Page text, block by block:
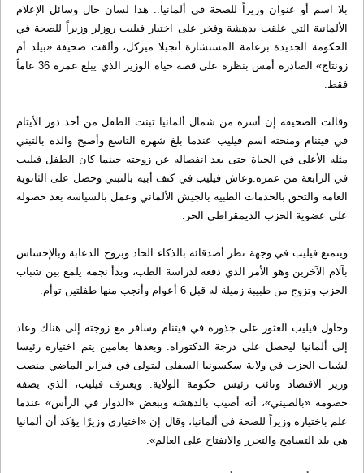
بلا اسم أو عنوان وزيراً للصحة في ألمانيا.. هذا لسان حال وسائل الإعلام
الألمانية التي علقت بدهشة وفخر على اختيار فيليب روزلر وزيراً للصحة في
الحكومة الجديدة بزعامة المستشارة أنجيلا ميركل، وألقت صحيفة «بيلد أم
زونتاج» الصادرة أمس بنظرة على قصة حياة الوزير الذي يبلغ عمره 36 عاماً
فقط.
وقالت الصحيفة إن أسرة من شمال ألمانيا تبنت الطفل من أحد دور الأيتام
في فيتنام ومنحته اسم فيليب عندما بلغ شهره التاسع وأصبح والده بالتبني
مثله الأعلى في الحياة حتى بعد انفصاله عن زوجته حينما كان الطفل فيليب
في الرابعة من عمره.وعاش فيليب في كنف أبيه بالتبني وحصل على الثانوية
العامة والتحق بالخدمات الطبية بالجيش الألماني وعمل بالسياسة بعد حصوله
على عضوية الحزب الديمقراطي الحر.
ويتمتع فيليب في وجهة نظر أصدقائه بالذكاء الحاد وبروح الدعابة وبالإحساس
بآلام الآخرين وهو الأمر الذي دفعه لدراسة الطب، وبدأ نجمه يلمع بين شباب
الحزب وتزوج من طبيبة زميلة له قبل 6 أعوام وأنجب منها طفلتين توأم.
وحاول فيليب العثور على جذوره في فيتنام وسافر مع زوجته إلى هناك وعاد
إلى ألمانيا ليحصل على درجة الدكتوراه. وبعدها بعامين يتم اختياره رئيسا
لشباب الحزب في ولاية سكسونيا السفلى ليتولى في فبراير الماضي منصب
وزير الاقتصاد ونائب رئيس حكومة الولاية. ويعترف فيليب، الذي يصفه
خصومه «بالصيني»، أنه أصيب بالدهشة وببعض «الدوار في الرأس» عندما
علم باختياره وزيراً للصحة في ألمانيا، وقال إن «اختياري وزيرًا يؤكد أن ألمانيا
هي بلد التسامح والتحرر والانفتاح على العالم».